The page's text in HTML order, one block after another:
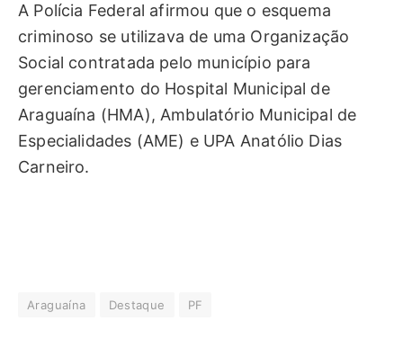
A Polícia Federal afirmou que o esquema
criminoso se utilizava de uma Organização
Social contratada pelo município para
gerenciamento do Hospital Municipal de
Araguaína (HMA), Ambulatório Municipal de
Especialidades (AME) e UPA Anatólio Dias
Carneiro.
Araguaína Destaque PF